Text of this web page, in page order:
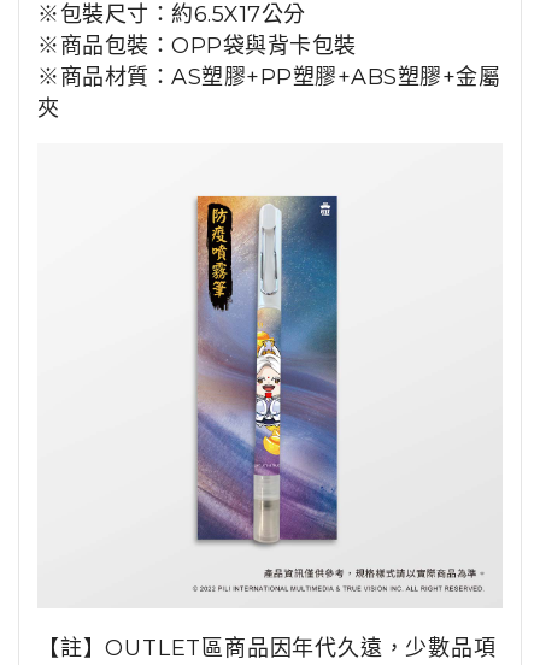
※包裝尺寸：約6.5X17公分
※商品包裝：OPP袋與背卡包裝
※商品材質：AS塑膠+PP塑膠+ABS塑膠+金屬
夾
【註】OUTLET區商品因年代久遠，少數品項